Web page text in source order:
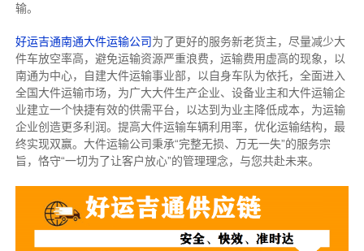
输。
好运吉通南通大件运输公司为了更好的服务新老货主，尽量减少大
件车放空率高，避免运输资源严重浪费，运输费用虚高的现象，以
南通为中心，自建大件运输事业部，以自身车队为依托，全面进入
全国大件运输市场，为广大大件生产企业、设备业主和大件运输企
业建立一个快捷有效的供需平台，以达到为业主降低成本，为运输
企业创造更多利润。提高大件运输车辆利用率，优化运输结构，最
终实现双赢。大件运输公司秉承“完整无损、万无一失”的服务宗
旨，恪守“一切为了让客户放心”的管理理念，与您共赴未来。